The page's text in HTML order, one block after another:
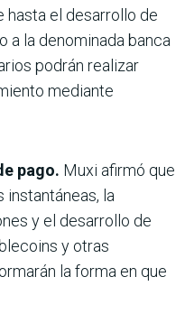
hasta el desarrollo de
a la denominada banca
podrán realizar
mediante
pago. Muxi afirmó que
instantáneas, la
y el desarrollo de
y otras
la forma en que